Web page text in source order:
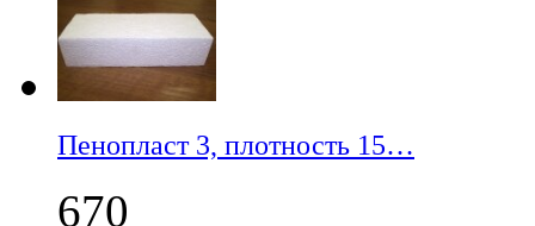
Пенопласт 3, плотность 15…
670